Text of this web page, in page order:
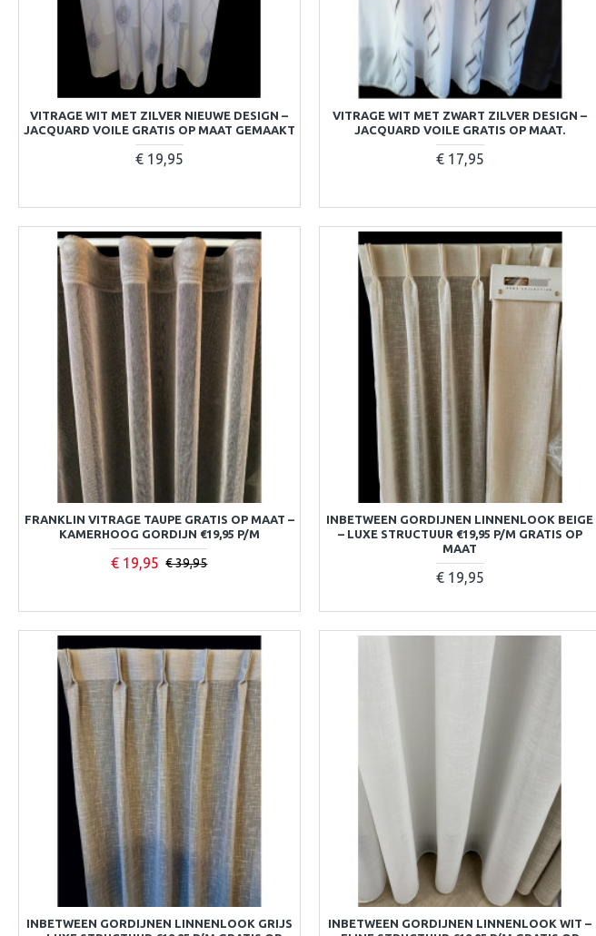
VITRAGE WIT MET ZILVER NIEUWE DESIGN –
JACQUARD VOILE GRATIS OP MAAT GEMAAKT
€ 19,95
VITRAGE WIT MET ZWART ZILVER DESIGN –
JACQUARD VOILE GRATIS OP MAAT.
€ 17,95
FRANKLIN VITRAGE TAUPE GRATIS OP MAAT –
KAMERHOOG GORDIJN €19,95 P/M
€ 19,95 € 39,95
INBETWEEN GORDIJNEN LINNENLOOK BEIGE
– LUXE STRUCTUUR €19,95 P/M GRATIS OP
MAAT
€ 19,95
INBETWEEN GORDIJNEN LINNENLOOK GRIJS
INBETWEEN GORDIJNEN LINNENLOOK WIT –